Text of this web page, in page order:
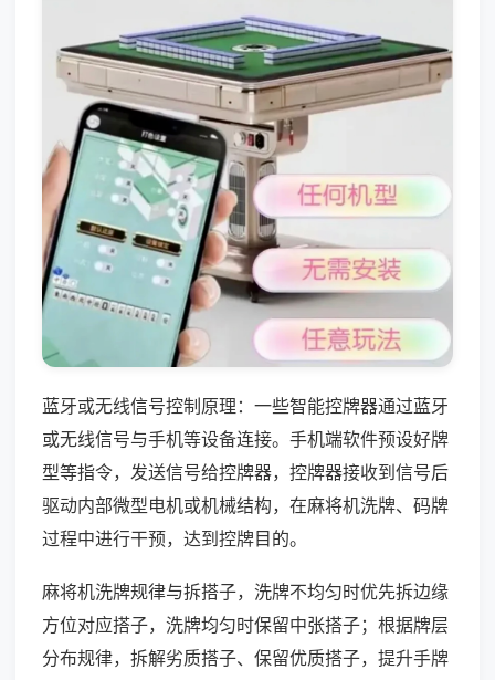
蓝牙或无线信号控制原理：一些智能控牌器通过蓝牙
或无线信号与手机等设备连接。手机端软件预设好牌
型等指令，发送信号给控牌器，控牌器接收到信号后
驱动内部微型电机或机械结构，在麻将机洗牌、码牌
过程中进行干预，达到控牌目的。
麻将机洗牌规律与拆搭子，洗牌不均匀时优先拆边缘
方位对应搭子，洗牌均匀时保留中张搭子；根据牌层
分布规律，拆解劣质搭子、保留优质搭子，提升手牌